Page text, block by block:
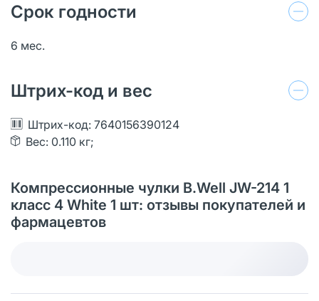
Срок годности
6 мес.
Штрих-код и вес
Штрих-код: 7640156390124
Вес: 0.110 кг;
Компрессионные чулки B.Well JW-214 1
класс 4 White 1 шт: отзывы покупателей и
фармацевтов